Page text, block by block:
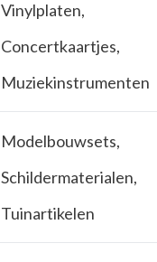
Vinylplaten,
Concertkaartjes,
Muziekinstrumenten
Modelbouwsets,
Schildermaterialen,
Tuinartikelen